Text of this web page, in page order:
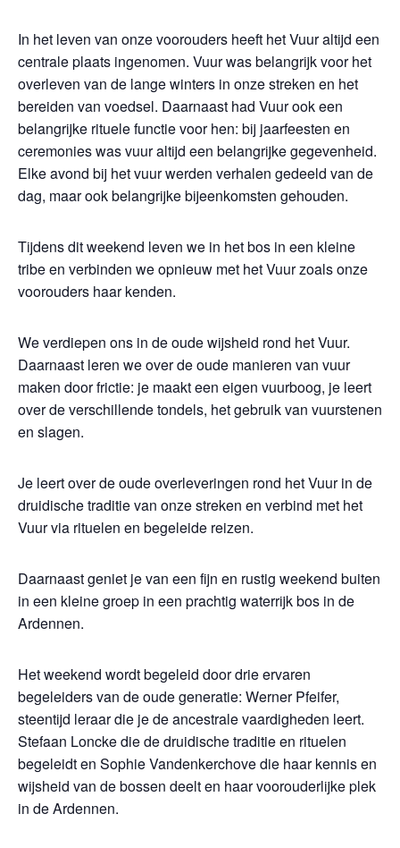
In het leven van onze voorouders heeft het Vuur altijd een
centrale plaats ingenomen. Vuur was belangrijk voor het
overleven van de lange winters in onze streken en het
bereiden van voedsel. Daarnaast had Vuur ook een
belangrijke rituele functie voor hen: bij jaarfeesten en
ceremonies was vuur altijd een belangrijke gegevenheid.
Elke avond bij het vuur werden verhalen gedeeld van de
dag, maar ook belangrijke bijeenkomsten gehouden.
Tijdens dit weekend leven we in het bos in een kleine
tribe en verbinden we opnieuw met het Vuur zoals onze
voorouders haar kenden.
We verdiepen ons in de oude wijsheid rond het Vuur.
Daarnaast leren we over de oude manieren van vuur
maken door frictie: je maakt een eigen vuurboog, je leert
over de verschillende tondels, het gebruik van vuurstenen
en slagen.
Je leert over de oude overleveringen rond het Vuur in de
druidische traditie van onze streken en verbind met het
Vuur via rituelen en begeleide reizen.
Daarnaast geniet je van een fijn en rustig weekend buiten
in een kleine groep in een prachtig waterrijk bos in de
Ardennen.
Het weekend wordt begeleid door drie ervaren
begeleiders van de oude generatie: Werner Pfeifer,
steentijd leraar die je de ancestrale vaardigheden leert.
Stefaan Loncke die de druidische traditie en rituelen
begeleidt en Sophie Vandenkerchove die haar kennis en
wijsheid van de bossen deelt en haar voorouderlijke plek
in de Ardennen.